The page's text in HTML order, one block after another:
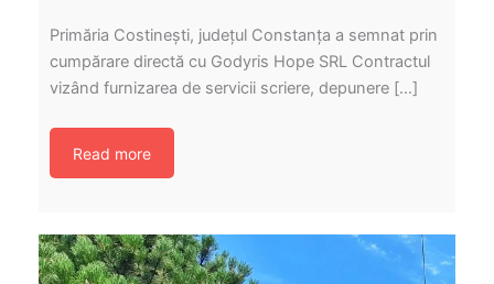
Primăria Costinești, județul Constanța a semnat prin
cumpărare directă cu Godyris Hope SRL Contractul
vizând furnizarea de servicii scriere, depunere […]
Read more